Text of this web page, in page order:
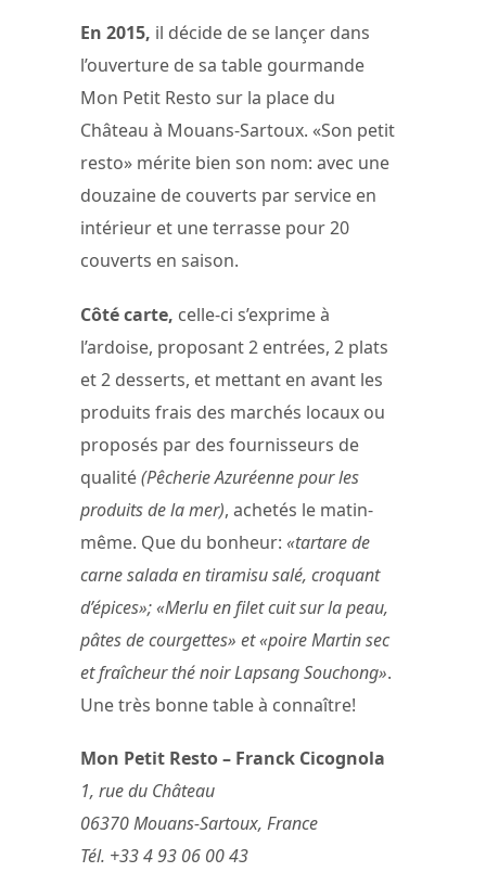
En 2015, il décide de se lançer dans
l’ouverture de sa table gourmande
Mon Petit Resto sur la place du
Château à Mouans-Sartoux. «Son petit
resto» mérite bien son nom: avec une
douzaine de couverts par service en
intérieur et une terrasse pour 20
couverts en saison.
Côté carte, celle-ci s’exprime à
l’ardoise, proposant 2 entrées, 2 plats
et 2 desserts, et mettant en avant les
produits frais des marchés locaux ou
proposés par des fournisseurs de
qualité(Pêcherie Azuréenne pour les
produits de la mer), achetés le matin-
même. Que du bonheur: «tartare de
carne salada en tiramisu salé, croquant
d’épices»; «Merlu en filet cuit sur la peau,
pâtes de courgettes» et «poire Martin sec
et fraîcheur thé noir Lapsang Souchong».
Une très bonne table à connaître!
Mon Petit Resto – Franck Cicognola
1, rue du Château
06370 Mouans-Sartoux, France
Tél. +33 4 93 06 00 43